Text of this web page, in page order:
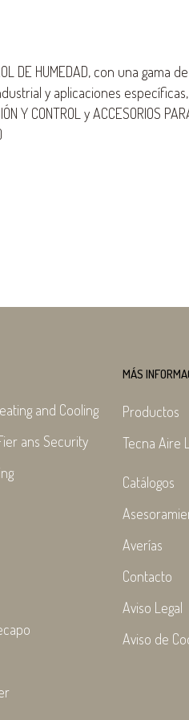
DE HUMEDAD, con una gama
y aplicaciones
Y CONTROL y ACCESORIOS
and Cooling
ans Security
MÁS
Productos
Tecna Aire
Catálogos
Averías
Contacto
Aviso Legal
Aviso de